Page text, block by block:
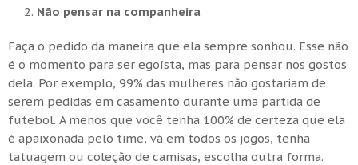
Não pensar na companheira
Faça o pedido da maneira que ela sempre sonhou. Esse não
é o momento para ser egoísta, mas para pensar nos gostos
dela. Por exemplo, 99% das mulheres não gostariam de
serem pedidas em casamento durante uma partida de
futebol. A menos que você tenha 100% de certeza que ela
é apaixonada pelo time, vá em todos os jogos, tenha
tatuagem ou coleção de camisas, escolha outra forma.